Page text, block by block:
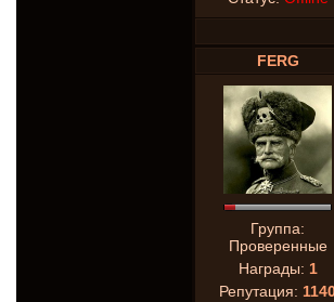
FERG
Группа:
Проверенные
Награды: 1
Репутация: